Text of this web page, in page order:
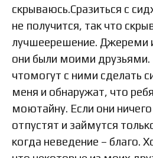
скрываюсь.Сразиться с
не получится, так что
лучшеерешение. Джереми
они были моими друзьями.
чтомогут с ними сделать
меня и обнаружат, что
моютайну. Если они ничего
отпустят и займутся
когда неведение – благо.